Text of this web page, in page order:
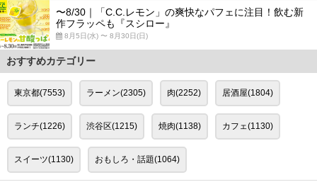
〜8/30｜「C.C.レモン」の爽快なパフェに注目！飲む新
作フラッペも『スシロー』
8月5日(水) 〜 8月30日(日)
おすすめカテゴリー
東京都(7553) ラーメン(2305) 肉(2252) 居酒屋(1804)
ランチ(1226) 渋谷区(1215) 焼肉(1138) カフェ(1130)
スイーツ(1130) おもしろ・話題(1064)